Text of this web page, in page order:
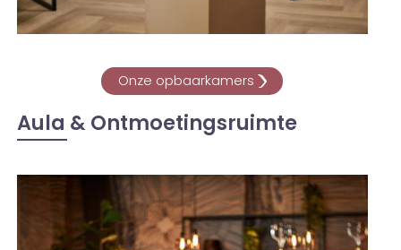
Onze opbaarkamers
Aula & Ontmoetingsruimte